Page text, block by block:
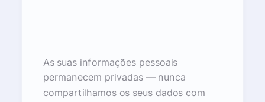
As suas informações pessoais
permanecem privadas — nunca
compartilhamos os seus dados com